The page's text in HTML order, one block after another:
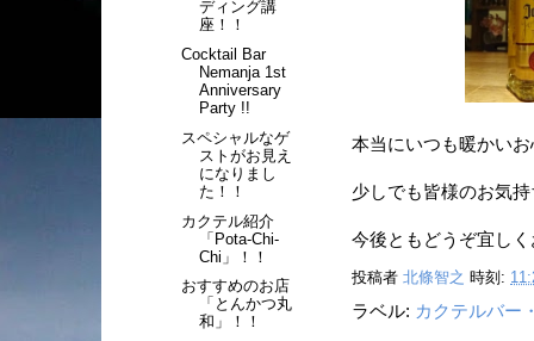
本当にいつも暖かい
少しでも皆様のお気
今後ともどうぞ宜し
投稿者 北條智之 時刻:
ラベル: カクテルバー
ディング講
座！！
Cocktail Bar
Nemanja 1st
Anniversary
Party !!
スペシャルなゲ
ストがお見え
になりまし
た！！
カクテル紹介
「Pota-Chi-
Chi」！！
おすすめのお店
「とんかつ丸
和」！！